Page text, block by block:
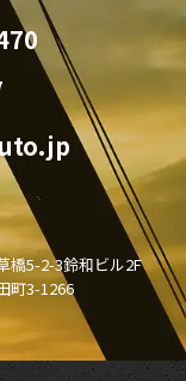
橋5-2-3鈴和ビル2F
町3-1266